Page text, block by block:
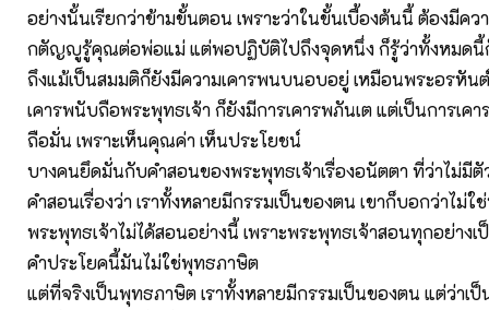
อย่างนั้นเรียกว่าข้ามขั้นตอน เพราะว่าในขั้นเบื้องต้นนี้ ต้องมี
กตัญญูรู้คุณต่อพ่อแม่ แต่พอปฏิบัติไปถึงจุดหนึ่ง ก็รู้ว่าทั้งหมดนี้
ถึงแม้เป็นสมมติก็ยังมีความเคารพนบนอบอยู่ เหมือนพระอรหัน
เคารพนับถือพระพุทธเจ้า ก็ยังมีการเคารพภันเต แต่เป็นการเค
ถือมั่น เพราะเห็นคุณค่า เห็นประโยชน์
บางคนยึดมั่นกับคำสอนของพระพุทธเจ้าเรื่องอนัตตา ที่ว่าไม่มี
คำสอนเรื่องว่า เราทั้งหลายมีกรรมเป็นของตน เขาก็บอกว่าไม่
พระพุทธเจ้าไม่ได้สอนอย่างนี้ เพราะพระพุทธเจ้าสอนทุกอย่างเ
คำประโยคนี้มันไม่ใช่พุทธภาษิต
แต่ที่จริงเป็นพุทธภาษิต เราทั้งหลายมีกรรมเป็นของตน แต่ว่าเ